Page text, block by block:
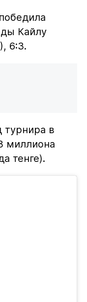
Кайлу
6:3.
в
миллиона
тенге).